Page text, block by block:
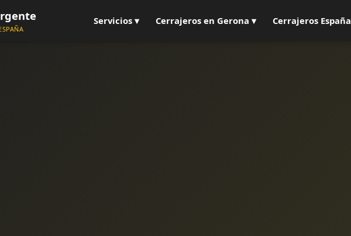
Servicios ▾ Cerrajeros en Gerona ▾ Cerrajeros España